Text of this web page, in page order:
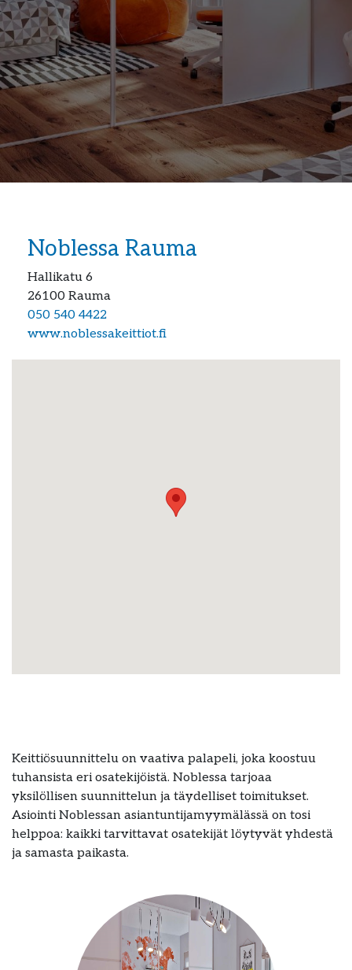
Noblessa Rauma
Hallikatu 6
26100 Rauma
050 540 4422
www.noblessakeittiot.fi
Keittiösuunnittelu on vaativa palapeli, joka koostuu
tuhansista eri osatekijöistä. Noblessa tarjoaa
yksilöllisen suunnittelun ja täydelliset toimitukset.
Asiointi Noblessan asiantuntijamyymälässä on tosi
helppoa: kaikki tarvittavat osatekijät löytyvät yhdestä
ja samasta paikasta.